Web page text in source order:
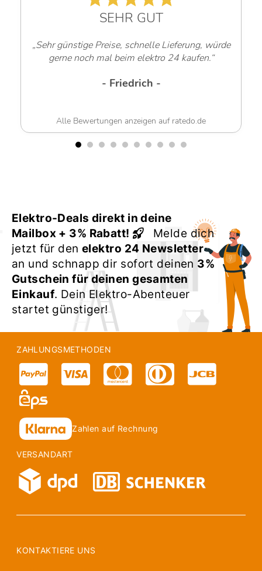
SEHR GUT
„Sehr günstige Preise, schnelle Lieferung, würde
gerne noch mal beim elektro 24 kaufen.“
- Friedrich -
Alle Bewertungen anzeigen auf ratedo.de
Elektro-Deals direkt in deine
Mailbox + 3% Rabatt!
Melde dich
jetzt für denelektro 24 Newsletter
an und schnapp dir sofort deinen 3%
Gutschein für deinen gesamten
Einkauf. Dein Elektro-Abenteuer
startet günstiger!
ZAHLUNGSMETHODEN
Zahlen auf Rechnung
VERSANDART
KONTAKTIERE UNS